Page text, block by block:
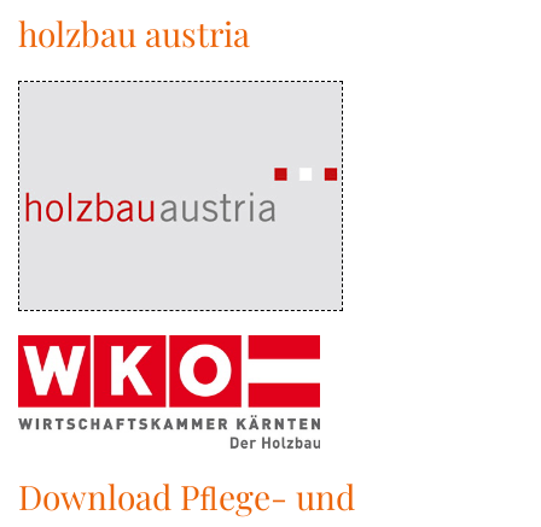
holzbau austria
Download Pﬂege- und